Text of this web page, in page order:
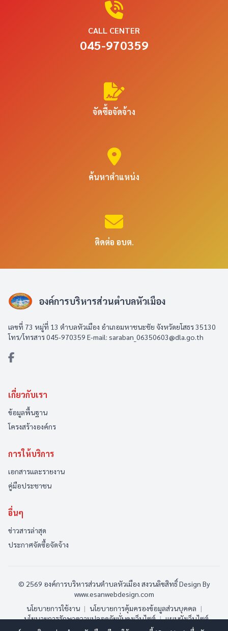
CALL CENTER
045-970359
จัดซื้อจัดจ้าง
ค้นหาตำแหน่ง
ติดต่อ อบต.
องค์การบริหารส่วนตำบลหัวเมือง
เลขที่ 73 หมู่ที่ 13 ตำบลหัวเมือง อำเภอมหาชนะชัย จังหวัดยโสธร 35130
โทร/โทรสาร 045-970359 E-mail: saraban_06350603@dla.go.th
เกี่ยวกับเรา
ข้อมูลพื้นฐาน
โครงสร้างองค์กร
การให้บริการ
เอกสารและรายงาน
คู่มือประชาชน
อื่นๆ
ข่าวสารล่าสุด
ประกาศจัดซื้อจัดจ้าง
© 2569 องค์การบริหารส่วนตำบลหัวเมือง สงวนลิขสิทธิ์Design By
www.esanwebdesign.com
นโยบายการใช้งาน | นโยบายการคุ้มครองข้อมูลส่วนบุคคล |
นโยบายการรักษาความปลอดภัยมั่นคงเว็บไซต์ | แผนผังเว็บไซต์